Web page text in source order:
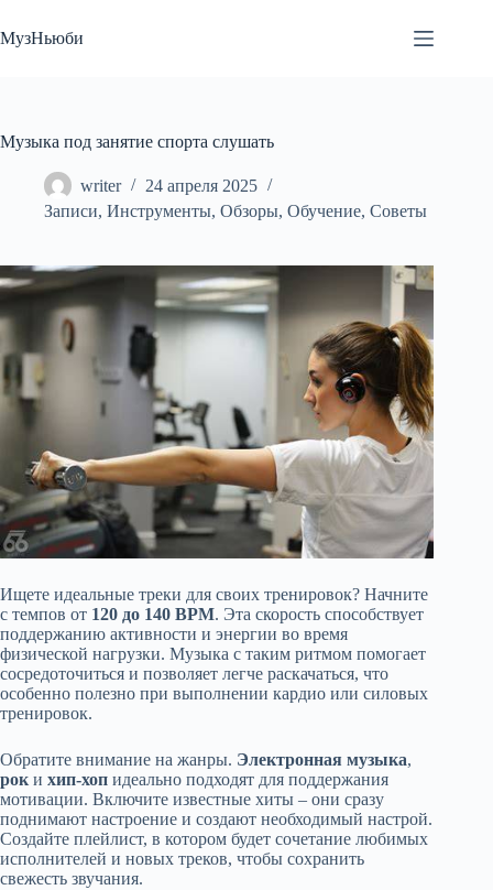
к
сути
МузНьюби
Музыка под занятие спорта слушать
writer
24 апреля 2025
Записи, Инструменты, Обзоры, Обучение, Советы
Ищете идеальные треки для своих тренировок? Начните
с темпов от 120 до 140 BPM. Эта скорость способствует
поддержанию активности и энергии во время
физической нагрузки. Музыка с таким ритмом помогает
сосредоточиться и позволяет легче раскачаться, что
особенно полезно при выполнении кардио или силовых
тренировок.
Обратите внимание на жанры. Электронная музыка,
рок и хип-хоп идеально подходят для поддержания
мотивации. Включите известные хиты – они сразу
поднимают настроение и создают необходимый настрой.
Создайте плейлист, в котором будет сочетание любимых
исполнителей и новых треков, чтобы сохранить
свежесть звучания.